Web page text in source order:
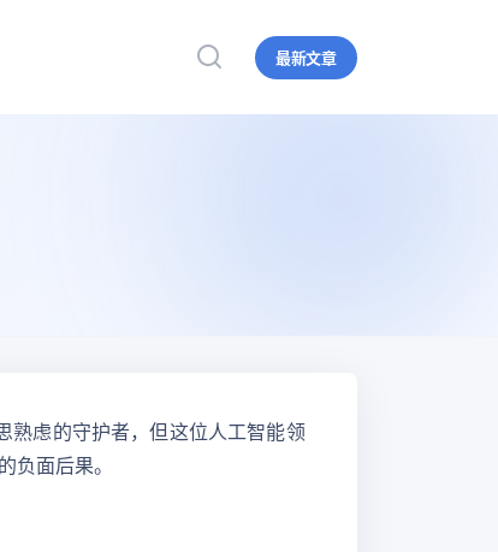
最新文章
熟虑的守护者，但这位人工智能领
面后果。